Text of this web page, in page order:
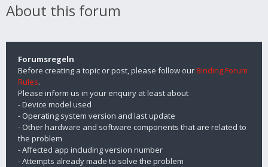
About this forum
Forumsregeln
Before creating a topic or post, please follow ourBinding Forum
Rules.
Please inform us in your enquiry at least about
- Device model used
- Operating system version and last update
- Other hardware and software components that are related to
the problem
- Affected app including version number
- Attempts already made to solve the problem